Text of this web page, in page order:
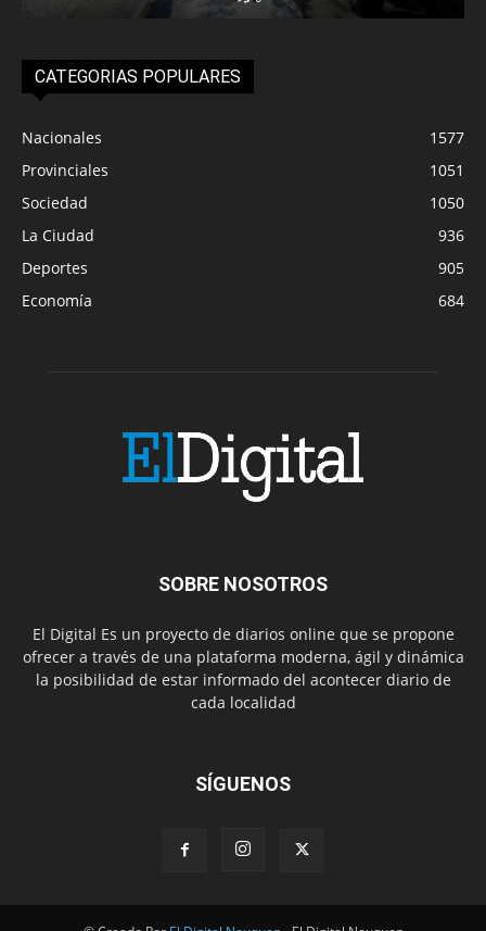
CATEGORIAS POPULARES
Nacionales
1577
Provinciales
1051
Sociedad
1050
La Ciudad
936
Deportes
905
Economía
684
SOBRE NOSOTROS
El Digital Es un proyecto de diarios online que se propone
ofrecer a través de una plataforma moderna, ágil y dinámica
la posibilidad de estar informado del acontecer diario de
cada localidad
SÍGUENOS